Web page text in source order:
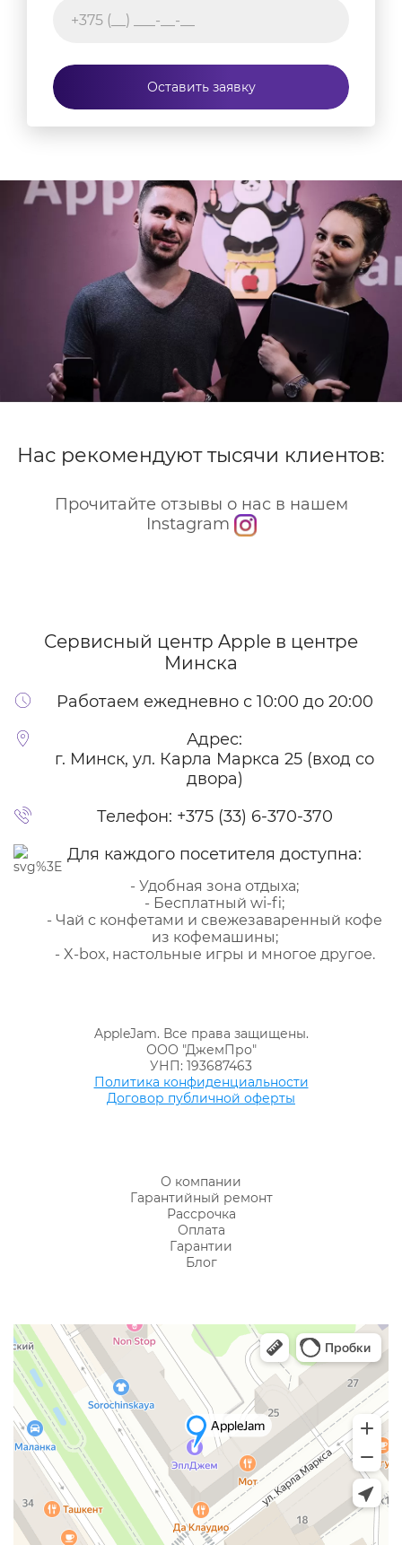
Оставить заявку
Нас рекомендуют тысячи клиентов:
Прочитайте отзывы о нас в нашем
Instagram
Сервисный центр Apple в центре
Минска
Работаем ежедневно с 10:00 до 20:00
Адрес:
г. Минск, ул. Карла Маркса 25 (вход со
двора)
Телефон: +375 (33) 6-370-370
Для каждого посетителя доступна:
- Удобная зона отдыха;
- Бесплатный wi-fi;
- Чай с конфетами и свежезаваренный кофе
из кофемашины;
- X-box, настольные игры и многое другое.
AppleJam. Все права защищены.
ООО "ДжемПро"
УНП: 193687463
Политика конфиденциальности
Договор публичной оферты
О компании
Гарантийный ремонт
Рассрочка
Оплата
Гарантии
Блог